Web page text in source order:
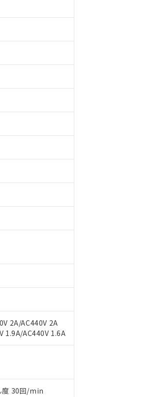
2A/AC440V 2A
1.9A/AC440V 1.6A
30回/min
況および標準価格(税抜)を提供させていただ
外となる商品もあることをご了承ください。
日時点での社内データに基づき作成されるも
格とは異なる場合があることをご了承くださ
たはお客様担当のオムロン制御機器販売店・
品が提供可能な商品です。
に切り替える予定のある商品です。
商品で、対応品を出す予定はありません。
と判明した場合などやむを得ず変更すること
下、
、ポリ臭化ジフェニルエーテル類(PBDE) 1000ppm以下、
ブチルベンジル（BBP） 1000ppm以下、フタル酸ジブチ
を確認しています。
ことを示します。
ることを示します。
。
ポリ臭化ジフェニルエーテル類) : 1000ppm、
易法に定める商品（以下｢規制貨物等」とい
の輸出許可(または役務取引許可)を取得する
、違法に輸出されないよう必要な手段を講じ
兵器またはその他武器並びにこれらの製造装